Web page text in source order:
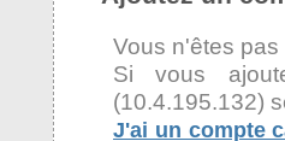
Vous n'êtes
Si vous
(10.4.195.132)
J'ai un compte